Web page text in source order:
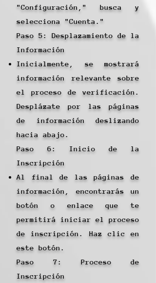
"Configuración," busca y
selecciona "Cuenta."
Paso 5: Desplazamiento de la
Información
Inicialmente, se mostrará
información relevante sobre
el proceso de verificación.
Desplázate por las páginas
de información deslizando
hacia abajo.
Paso 6: Inicio de la
Inscripción
Al final de las páginas de
información, encontrarás un
botón o enlace que te
permitirá iniciar el proceso
de inscripción. Haz clic en
este botón.
Paso 7: Proceso de
Inscripción